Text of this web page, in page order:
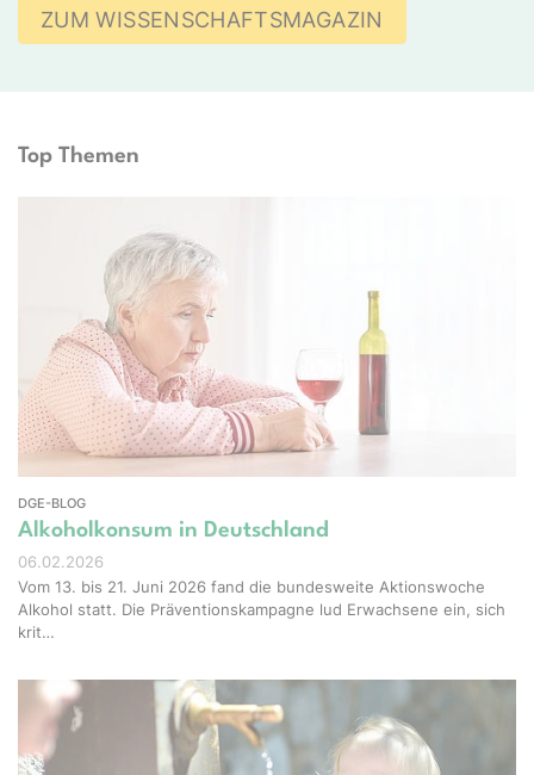
ZUM WISSENSCHAFTSMAGAZIN
Top Themen
DGE-BLOG
Alkoholkonsum in Deutschland
06.02.2026
Vom 13. bis 21. Juni 2026 fand die bundesweite Aktionswoche
Alkohol statt. Die Präventionskampagne lud Erwachsene ein, sich
krit…